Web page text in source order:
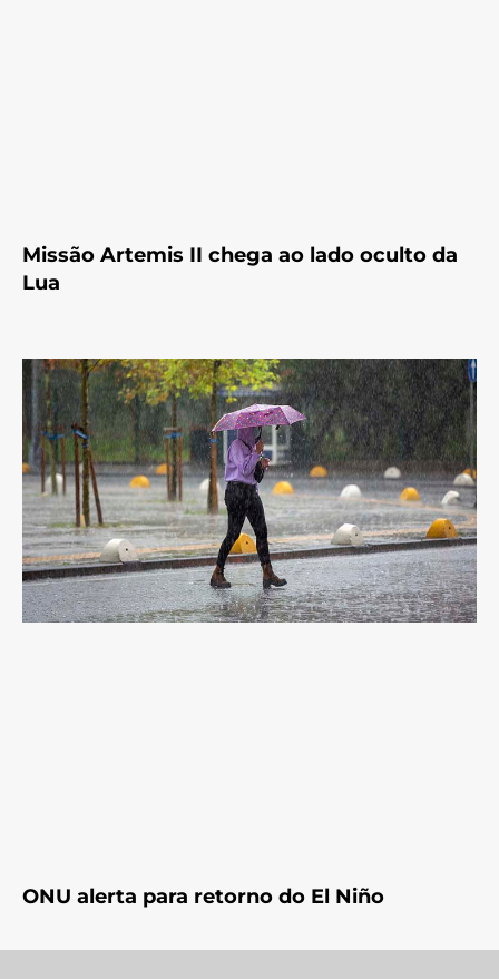
Missão Artemis II chega ao lado oculto da
Lua
ONU alerta para retorno do El Niño